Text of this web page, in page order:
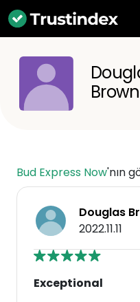
Bud Express Now'nın
Douglas
2022.11.11
Exceptional